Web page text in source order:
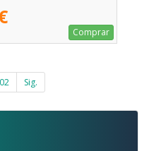
Comprar
02 Sig.